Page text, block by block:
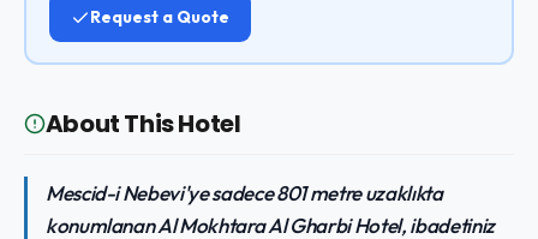
Request a Quote
About This Hotel
Mescid-i Nebevi'ye sadece 801 metre uzaklıkta
konumlanan Al Mokhtara Al Gharbi Hotel, ibadetiniz